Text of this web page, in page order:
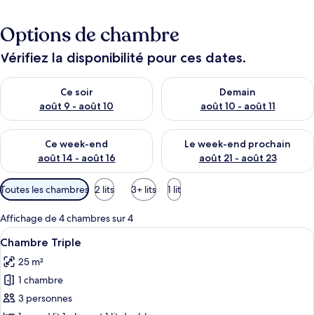
Options de chambre
Vérifiez la disponibilité pour ces dates.
Ce soir
août 9 - août 10
Vérifier la disponibilité pour ce soir août 9 - août 10
Demain
août 10 - août 11
Vérifier la disponibilité pour
Ce week-end
août 14 - août 16
Vérifier la disponibilité pour ce week-end août 14 - août 16
Le week-end prochain
août 21 - août 23
Vérifier la disponibilité pour
Filtres
disponibles
pour
les
chambres
Toutes les chambres 2 lits 3+ lits 1 lit
Affichage de 4 chambres sur 4
Afficher
toutes
les
photos
pour
Une petite chambre d’hôtel étroite,
8
Chambre Triple
25 m²
1 chambre
3 personnes